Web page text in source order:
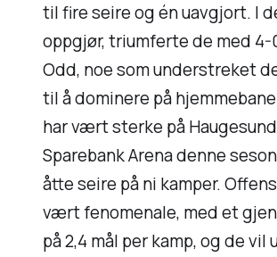
til fire seire og én uavgjort. I
oppgjør, triumferte de med 4-
Odd, noe som understreket
til å dominere på
har vært sterke på Haugesund
Sparebank Arena denne
åtte seire på ni kamper.
vært fenomenale, med et
på 2,4 mål per kamp, og de vil